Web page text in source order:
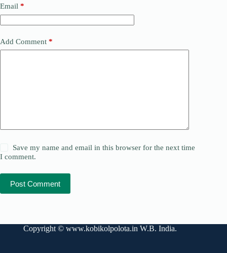
Email *
Add Comment *
Save my name and email in this browser for the next time
I comment.
Post Comment
Copyright © www.kobikolpolota.in W.B. India.